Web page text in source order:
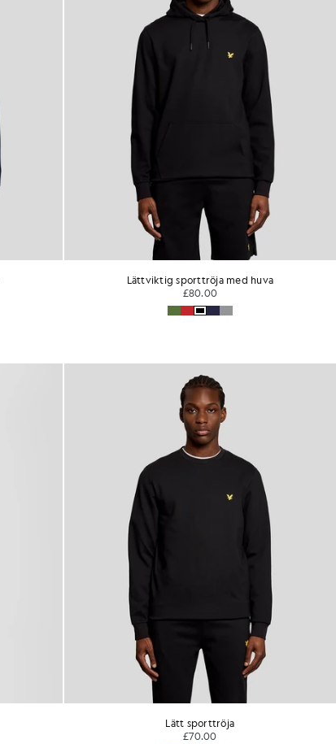
Lättviktig sporttröja med huva
£80.00
Lätt sporttröja
£70.00